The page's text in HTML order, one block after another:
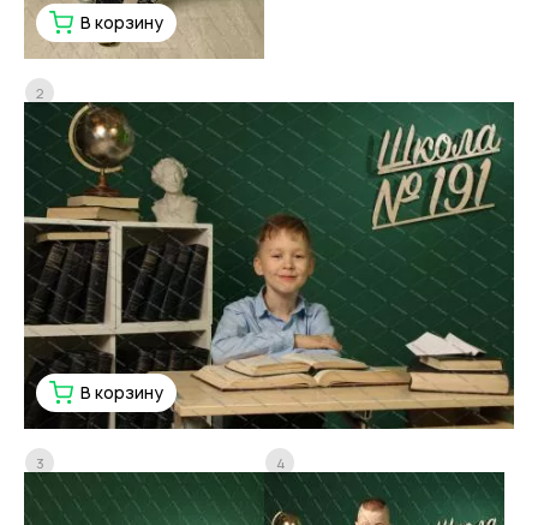
В корзину
В корзину
2
3 4